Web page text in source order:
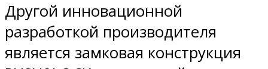
Другой инновационной
разработкой производителя
является замковая конструкция